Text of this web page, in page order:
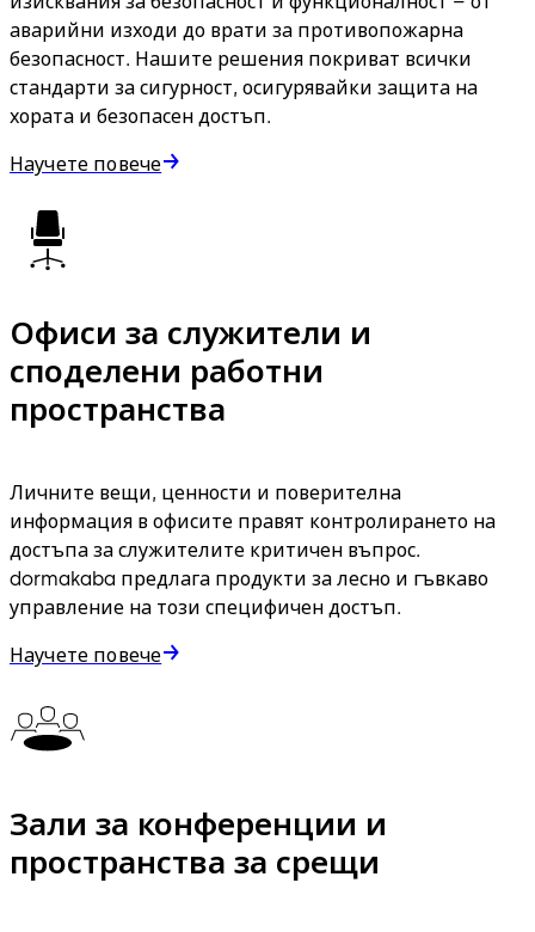
аварийни изходи до врати за противопожарна
безопасност. Нашите решения покриват всички
стандарти за сигурност, осигурявайки защита на
хората и безопасен достъп.
Научете повече
Офиси за служители и
споделени работни
пространства
Личните вещи, ценности и поверителна
информация в офисите правят контролирането на
достъпа за служителите критичен въпрос.
dormakaba предлага продукти за лесно и гъвкаво
управление на този специфичен достъп.
Научете повече
Зали за конференции и
пространства за срещи